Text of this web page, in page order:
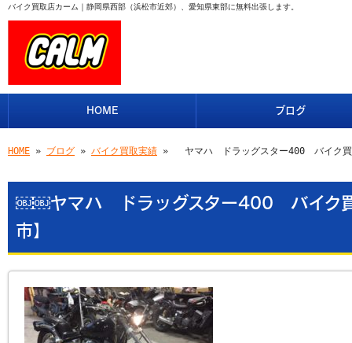
バイク買取店カーム｜静岡県西部（浜松市近郊）、愛知県東部に無料出張します。
HOME ブログ
HOME » ブログ » バイク買取実績 » ￼￼ヤマハ ドラッグスター400 バイク
￼￼ヤマハ ドラッグスター400 バイク
市】